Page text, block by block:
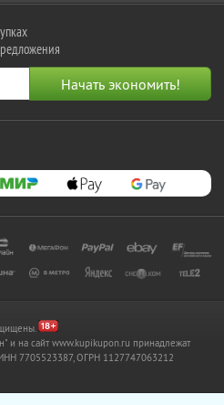
и на сайт www.kupikupon.ru принадлежат
7705523387, ОГРН 1127747063212